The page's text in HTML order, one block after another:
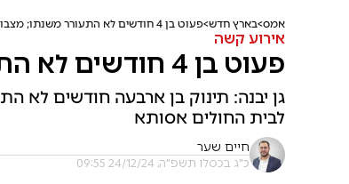
אמס בארץ חדש פעוט בן 4 חודשים לא התעורר משנתו; מצבו אנוש
אירוע קשה
פעוט בן 4 חודשים לא התעורר משנתו; מצבו אנוש
גן יבנה: תינוק בן ארבעה חודשים לא
לבית החולים אסותא
חיים שער
כ"ג בכסלו תשפ"ה, 24/12/24 09:55